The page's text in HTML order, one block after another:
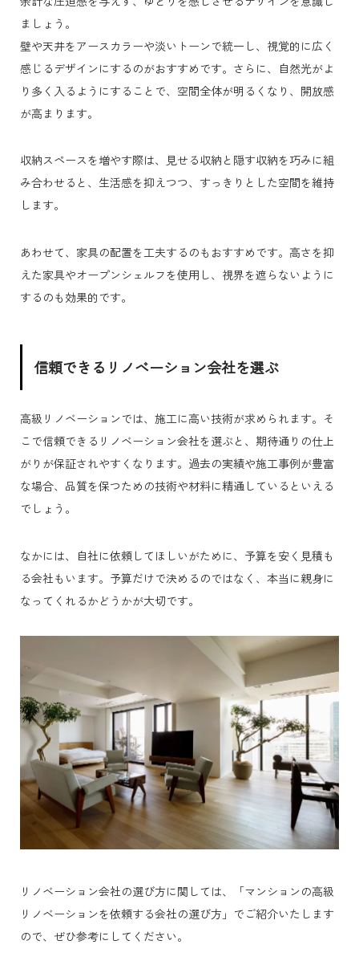
ましょう。
壁や天井をアースカラーや淡いトーンで統一し、視覚的に広く
感じるデザインにするのがおすすめです。さらに、自然光がよ
り多く入るようにすることで、空間全体が明るくなり、開放感
が高まります。
収納スペースを増やす際は、見せる収納と隠す収納を巧みに組
み合わせると、生活感を抑えつつ、すっきりとした空間を維持
します。
あわせて、家具の配置を工夫するのもおすすめです。高さを抑
えた家具やオープンシェルフを使用し、視界を遮らないように
するのも効果的です。
信頼できるリノベーション会社を選ぶ
高級リノベーションでは、施工に高い技術が求められます。そ
こで信頼できるリノベーション会社を選ぶと、期待通りの仕上
がりが保証されやすくなります。過去の実績や施工事例が豊富
な場合、品質を保つための技術や材料に精通しているといえる
でしょう。
なかには、自社に依頼してほしいがために、予算を安く見積も
る会社もいます。予算だけで決めるのではなく、本当に親身に
なってくれるかどうかが大切です。
リノベーション会社の選び方に関しては、「マンションの高級
リノベーションを依頼する会社の選び方」でご紹介いたします
ので、ぜひ参考にしてください。